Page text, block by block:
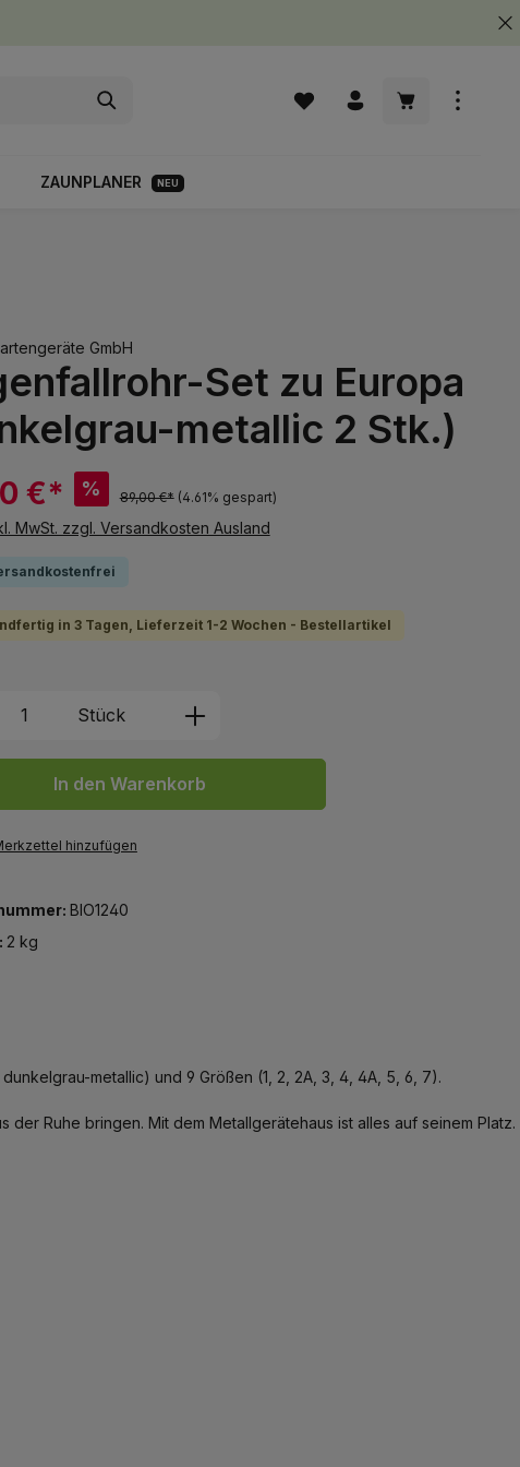
Warenkorb
ZAUNPLANER NEU
GmbH
Set zu Europa
metallic 2 Stk.)
€* % 89,00 €* (4.61% gespart)
MwSt. zzgl. Versandkosten Ausland
in 3 Tagen, Lieferzeit 1-2 Wochen - Bestellartikel
Anzahl: Gib den gewünschten Wert
Stück
In den Warenkorb
hinzufügen
BIO1240
2 kg
metallic) und 9 Größen (1, 2, 2A, 3, 4, 4A, 5, 6, 7).
Ruhe bringen. Mit dem Metallgerätehaus ist alles auf seinem Platz.